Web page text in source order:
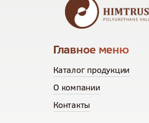
Главное меню
Каталог продукции
О компании
Контакты